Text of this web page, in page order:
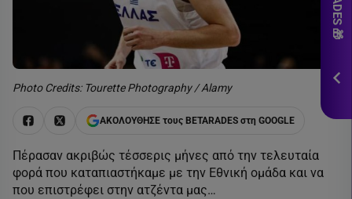
Photo Credits: Tourette Photography / Alamy
ΑΚΟΛΟΥΘΗΣΕ τους BETARADES στη GOOGLE
Πέρασαν ακριβώς τέσσερις μήνες από την τελευταία
φορά που καταπιαστήκαμε με την Εθνική ομάδα και να
που επιστρέφει στην ατζέντα μας…